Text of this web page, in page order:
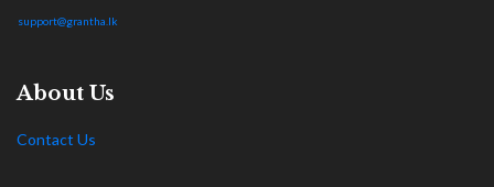
support@grantha.lk
About Us
Contact Us